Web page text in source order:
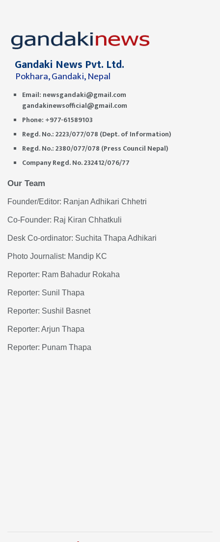
Gandaki News Pvt. Ltd.
Pokhara, Gandaki, Nepal
Email: newsgandaki@gmail.com
gandakinewsofficial@gmail.com
Phone: +977-61589103
Regd. No.: 2223/077/078 (Dept. of Information)
Regd. No.: 2380/077/078 (Press Council Nepal)
Company Regd. No. 232412/076/77
Our Team
Founder/Editor: Ranjan Adhikari Chhetri
Co-Founder: Raj Kiran Chhatkuli
Desk Co-ordinator: Suchita Thapa Adhikari
Photo Journalist: Mandip KC
Reporter: Ram Bahadur Rokaha
Reporter: Sunil Thapa
Reporter: Sushil Basnet
Reporter: Arjun Thapa
Reporter: Punam Thapa